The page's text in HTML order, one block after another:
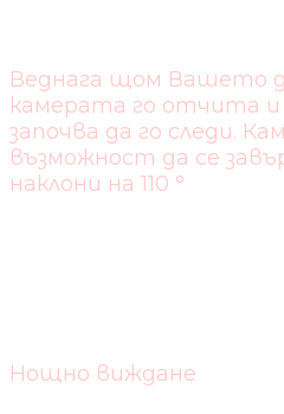
Веднага щом Вашето
камерата го отчита и
започва да го следи.
възможност да се
наклони на 110 °
Нощно виждане